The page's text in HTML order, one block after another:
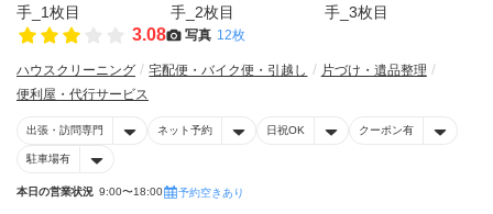
3.08 写真 12枚
ハウスクリーニング 宅配便・バイク便・引越し
片づけ・遺品整理
便利屋・代行サービス
出張・訪問専門 ネット予約 日祝OK クーポン有
駐車場有
本日の営業状況 9:00〜18:00 予約空きあり